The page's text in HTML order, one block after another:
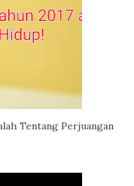
Tentang Perjuangan